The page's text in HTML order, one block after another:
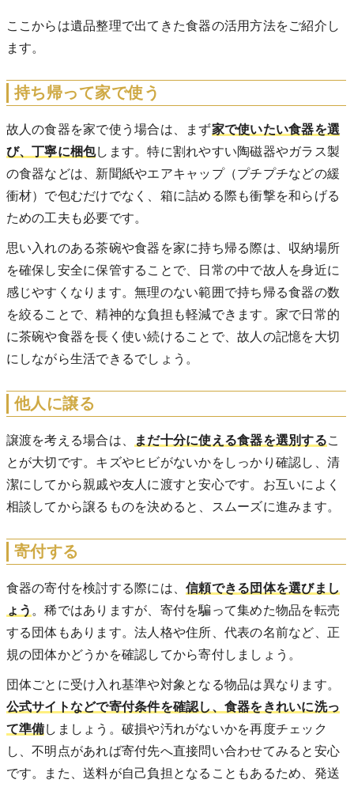
ここからは遺品整理で出てきた食器の活用方法をご紹介し
ます。
持ち帰って家で使う
故人の食器を家で使う場合は、まず家で使いたい食器を選
び、丁寧に梱包します。特に割れやすい陶磁器やガラス製
の食器などは、新聞紙やエアキャップ（プチプチなどの緩
衝材）で包むだけでなく、箱に詰める際も衝撃を和らげる
ための工夫も必要です。
思い入れのある茶碗や食器を家に持ち帰る際は、収納場所
を確保し安全に保管することで、日常の中で故人を身近に
感じやすくなります。無理のない範囲で持ち帰る食器の数
を絞ることで、精神的な負担も軽減できます。家で日常的
に茶碗や食器を長く使い続けることで、故人の記憶を大切
にしながら生活できるでしょう。
他人に譲る
譲渡を考える場合は、 まだ十分に使える食器を選別するこ
とが大切です。キズやヒビがないかをしっかり確認し、清
潔にしてから親戚や友人に渡すと安心です。お互いによく
相談してから譲るものを決めると、スムーズに進みます。
寄付する
食器の寄付を検討する際には、 信頼できる団体を選びまし
ょう 。稀ではありますが、寄付を騙って集めた物品を転売
する団体もあります。法人格や住所、代表の名前など、正
規の団体かどうかを確認してから寄付しましょう。
団体ごとに受け入れ基準や対象となる物品は異なります。
公式サイトなどで寄付条件を確認し、食器をきれいに洗っ
て準備しましょう。破損や汚れがないかを再度チェック
し、不明点があれば寄付先へ直接問い合わせてみると安心
です。また、送料が自己負担となることもあるため、発送